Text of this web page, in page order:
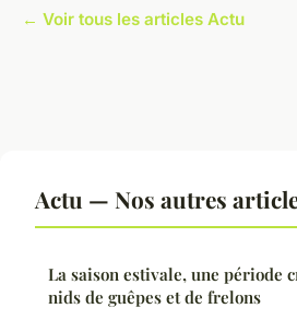
← Voir tous les articles Actu
Actu — Nos autres
La saison estivale, une période
nids de guêpes et de frelons